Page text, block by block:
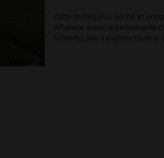
Cette météo plus sèche et
influence aussi la personnalité
N’hésitez pas à explorer toute